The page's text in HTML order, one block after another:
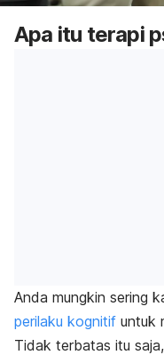
Apa itu terapi
Anda mungkin sering
perilaku kognitif untuk
Tidak terbatas itu